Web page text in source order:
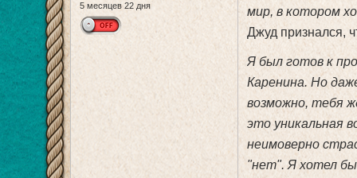
5 месяцев 22 дня
мир, в котором
Джуд признался,
Я был готов к
Каренина. Но
возможно, тебя
это уникальная
неимоверно
"нет". Я хотел